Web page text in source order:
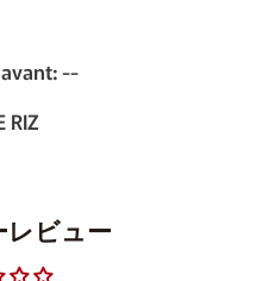
--
RIZ
レビュー